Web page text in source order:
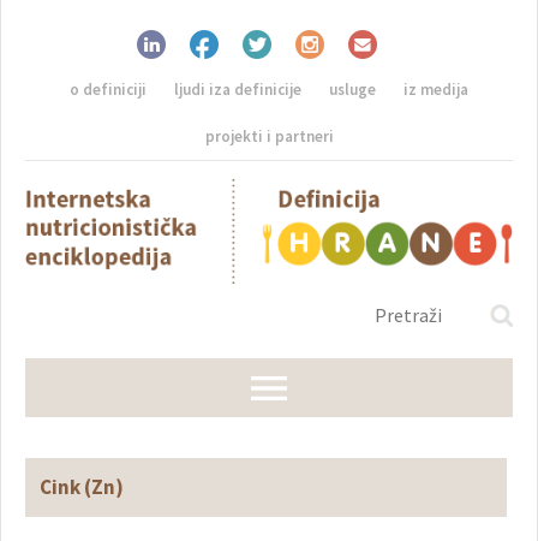
o definiciji ljudi iza definicije usluge iz medija
projekti i partneri
Cink (Zn)